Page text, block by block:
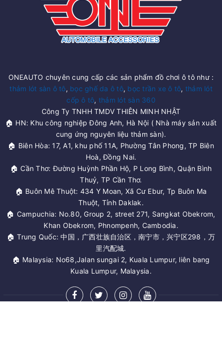
ONEAUTO chuyên cung cấp các sản phẩm đồ chơi ô tô như :
thảm lót sàn ô tô, bọc ghế da ô tô, bọc trần xe ô tô, thảm lót
cốp ô tô, thảm lót sàn 360
Công Ty TNHH TMDV THIÊN MINH NHẬT
🏠 HN: Khu công nghiệp Đông Anh, Hà Nội ( Nhà máy sản xuất
cung ứng nguyên liệu thảm sàn).
🏠 Biên Hòa: 17, A1, khu phố 11A, Phường Tân Phong, TP Biên
Hoà, Đồng Nai.
🏠 Cần Thơ: Đường Huỳnh Phần Hộ, P Long Bình, Quận Bình
Thuỷ, TP Cần Thơ.
🏠 Buôn Mê Thuột: 434 Y Moan, Xã Cư Ebur, Tp Buôn Ma
Thuột, Tỉnh Daklak.
🏠 Campuchia: No.80, Group 2, street 271, Sangkat Obekrom,
Khan Obekrom, Phnompenh, Cambodia.
🏠 Trung Quốc: 中国，广西壮族自治区，南宁市，兴宁区298，万
里汽配城.
🏠 Malaysia: No68,Jalan sungai 2, Kuala Lumpur, liên bang
Kuala Lumpur, Malaysia.